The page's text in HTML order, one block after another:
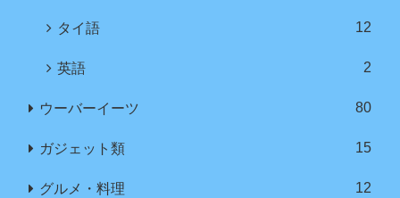
タイ語 12
英語 2
ウーバーイーツ 80
ガジェット類 15
グルメ・料理 12